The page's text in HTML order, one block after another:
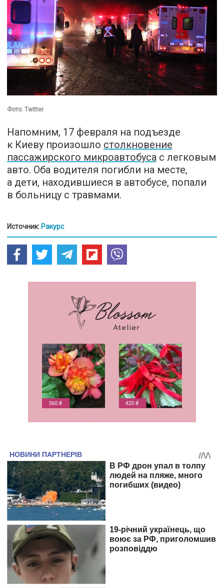
Фото: Twitter
Напомним, 17 февраля на подъезде
к Киеву произошло столкновение
пассажирского микроавтобуса с легковым
авто. Оба водителя погибли на месте,
а дети, находившиеся в автобусе, попали
в больницу с травмами.
Источник: Ракурс